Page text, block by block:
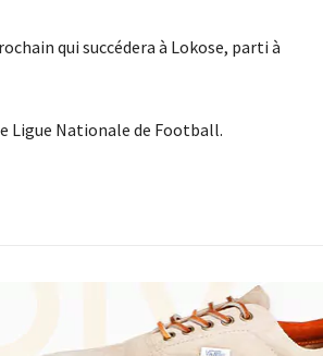
qui succédera à Lokose, parti à
Ligue Nationale de Football.